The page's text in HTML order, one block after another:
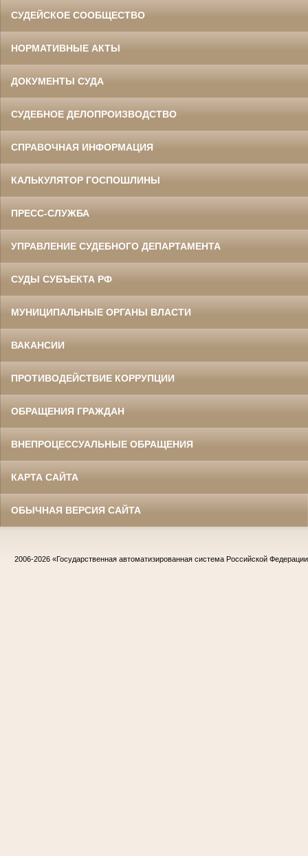
СУДЕЙСКОЕ СООБЩЕСТВО
НОРМАТИВНЫЕ АКТЫ
ДОКУМЕНТЫ СУДА
СУДЕБНОЕ ДЕЛОПРОИЗВОДСТВО
СПРАВОЧНАЯ ИНФОРМАЦИЯ
КАЛЬКУЛЯТОР ГОСПОШЛИНЫ
ПРЕСС-СЛУЖБА
УПРАВЛЕНИЕ СУДЕБНОГО ДЕПАРТАМЕНТА
СУДЫ СУБЪЕКТА РФ
МУНИЦИПАЛЬНЫЕ ОРГАНЫ ВЛАСТИ
ВАКАНСИИ
ПРОТИВОДЕЙСТВИЕ КОРРУПЦИИ
ОБРАЩЕНИЯ ГРАЖДАН
ВНЕПРОЦЕССУАЛЬНЫЕ ОБРАЩЕНИЯ
КАРТА САЙТА
ОБЫЧНАЯ ВЕРСИЯ САЙТА
2006-2026 «Государственная автоматизированная система Российской